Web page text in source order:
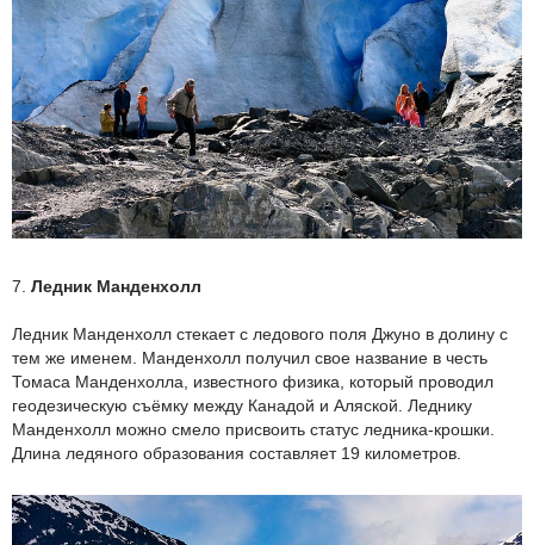
7. Ледник Манденхолл
Ледник Манденхолл стекает с ледового поля Джуно в долину с
тем же именем. Манденхолл получил свое название в честь
Томаса Манденхолла, известного физика, который проводил
геодезическую съёмку между Канадой и Аляской. Леднику
Манденхолл можно смело присвоить статус ледника-крошки.
Длина ледяного образования составляет 19 километров.